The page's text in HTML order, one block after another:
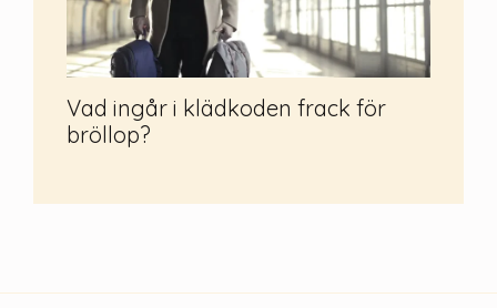
Vad ingår i klädkoden frack för
bröllop?